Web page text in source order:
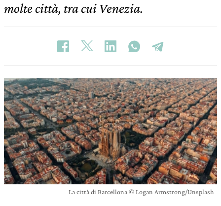
molte città, tra cui Venezia.
La città di Barcellona © Logan Armstrong/Unsplash